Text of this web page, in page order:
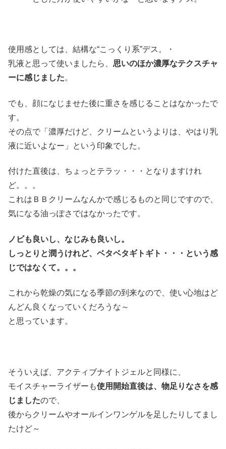
使用感としては、結構な“こっくり系”デス。・
乳液と思って使いましたら、 思いのほか濃厚なテクスチャ
ーに感じました。
でも、顔になじませた後に重さを感じることはなかったで
す。
その点で「濃厚だけど、クリームというよりは、やはり乳
液に近いよなー」という印象でした。
付けた直後は、ちょっとテラッ・・・となりますけれ
ど。。。
これはＢＢクリームなんかで感じるものと同じですので、
気になる油っぽさではなかったです。
ノビも良いし、なじみも良いし。
しっとりと潤うけれど、ベタベタギトギト・・・という感
じではなくて。。。
これから乾燥の気になる季節の到来なので、使い心地はど
んどん良くなっていくだろうな～
と思っています。
そういえば、アクティブナイトジェルと同様に、
モイスチャーライザーも使用開始直後は、物足りなさを感
じましたので、
後からクリームやオールインワンゲルを足したりしてまし
たけど～